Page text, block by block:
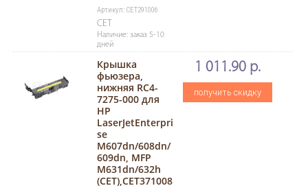
Артикул: CET291006
CET
Наличие: заказ 5-10
дней
Крышка
фьюзера,
нижняя RC4-
7275-000 для
HP
LaserJetEnterpri
se
M607dn/608dn/
609dn, MFP
M631dn/632h
(CET),CET371008
1 011.90 р.
получить скидку